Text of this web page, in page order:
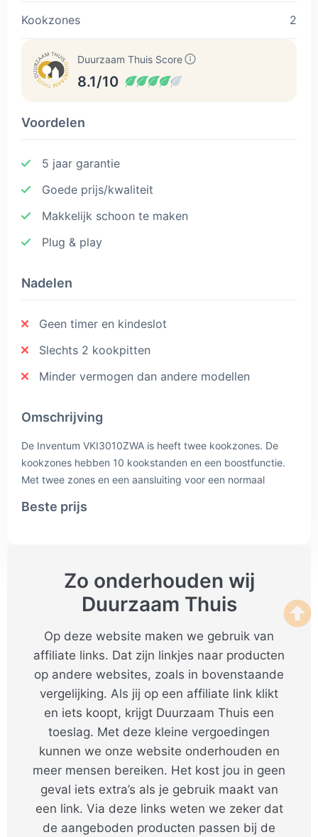
Kookzones 2
Duurzaam Thuis Score
8.1/10
Voordelen
5 jaar garantie
Goede prijs/kwaliteit
Makkelijk schoon te maken
Plug & play
Nadelen
Geen timer en kindeslot
Slechts 2 kookpitten
Minder vermogen dan andere modellen
Omschrijving
De Inventum VKI3010ZWA is heeft twee kookzones. De
kookzones hebben 10 kookstanden en een boostfunctie.
Met twee zones en een aansluiting voor een normaal
keukens.
Beste prijs
Zo onderhouden wij
Duurzaam Thuis
Op deze website maken we gebruik van
affiliate links. Dat zijn linkjes naar producten
op andere websites, zoals in bovenstaande
vergelijking. Als jij op een affiliate link klikt
en iets koopt, krijgt Duurzaam Thuis een
toeslag. Met deze kleine vergoedingen
kunnen we onze website onderhouden en
meer mensen bereiken. Het kost jou in geen
geval iets extra’s als je gebruik maakt van
een link. Via deze links weten we zeker dat
de aangeboden producten passen bij de